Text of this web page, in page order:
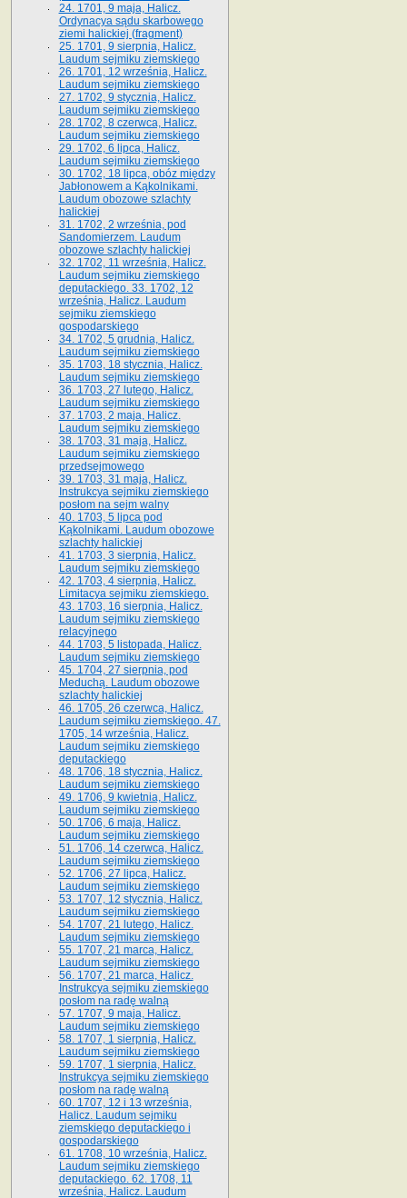
24. 1701, 9 maja, Halicz.
Ordynacya sądu skarbowego
ziemi halickiej (fragment)
25. 1701, 9 sierpnia, Halicz.
Laudum sejmiku ziemskiego
26. 1701, 12 września, Halicz.
Laudum sejmiku ziemskiego
27. 1702, 9 stycznia, Halicz.
Laudum sejmiku ziemskiego
28. 1702, 8 czerwca, Halicz.
Laudum sejmiku ziemskiego
29. 1702, 6 lipca, Halicz.
Laudum sejmiku ziemskiego
30. 1702, 18 lipca, obóz między
Jabłonowem a Kąkolnikami.
Laudum obozowe szlachty
halickiej
31. 1702, 2 września, pod
Sandomierzem. Laudum
obozowe szlachty halickiej
32. 1702, 11 września, Halicz.
Laudum sejmiku ziemskiego
deputackiego. 33. 1702, 12
września, Halicz. Laudum
sejmiku ziemskiego
gospodarskiego
34. 1702, 5 grudnia, Halicz.
Laudum sejmiku ziemskiego
35. 1703, 18 stycznia, Halicz.
Laudum sejmiku ziemskiego
36. 1703, 27 lutego, Halicz.
Laudum sejmiku ziemskiego
37. 1703, 2 maja, Halicz.
Laudum sejmiku ziemskiego
38. 1703, 31 maja, Halicz.
Laudum sejmiku ziemskiego
przedsejmowego
39. 1703, 31 maja, Halicz.
Instrukcya sejmiku ziemskiego
posłom na sejm walny
40. 1703, 5 lipca pod
Kąkolnikami. Laudum obozowe
szlachty halickiej
41­. 1703, 3 sierpnia, Halicz.
Laudum sejmiku ziemskiego
42. 1703, 4 sierpnia, Halicz.
Limitacya sejmiku ziemskiego.
43. 1703, 16 sierpnia, Halicz.
Laudum sejmiku ziemskiego
relacyjnego
44. 1703, 5 listopada, Halicz.
Laudum sejmiku ziemskiego
45. 1704, 27 sierpnia, pod
Meduchą. Laudum obozowe
szlachty halickiej
46. 1705, 26 czerwca, Halicz.
Laudum sejmiku ziemskiego. 47.
1705, 14 września, Halicz.
Laudum sejmiku ziemskiego
deputackiego
48. 1706, 18 stycznia, Halicz.
Laudum sejmiku ziemskiego
49. 1706, 9 kwietnia, Halicz.
Laudum sejmiku ziemskiego
50. 1706, 6 maja, Halicz.
Laudum sejmiku ziemskiego
51. 1706, 14 czerwca, Halicz.
Laudum sejmiku ziemskiego
52. 1706, 27 lipca, Halicz.
Laudum sejmiku ziemskiego
53. 1707, 12 stycznia, Halicz.
Laudum sejmiku ziemskiego
54. 1707, 21 lutego, Halicz.
Laudum sejmiku ziemskiego
55. 1707, 21 marca, Halicz.
Laudum sejmiku ziemskiego
56. 1707, 21 marca, Halicz.
Instrukcya sejmiku ziemskiego
posłom na radę walną
57. 1707, 9 maja, Halicz.
Laudum sejmiku ziemskiego
58. 1707, 1 sierpnia, Halicz.
Laudum sejmiku ziemskiego
59. 1707, 1 sierpnia, Halicz.
Instrukcya sejmiku ziemskiego
posłom na radę walną
60. 1707, 12 i 13 września,
Halicz. Laudum sejmiku
ziemskiego deputackiego i
gospodarskiego
61. 1708, 10 września, Halicz.
Laudum sejmiku ziemskiego
deputackiego. 62. 1708, 11
września, Halicz. Laudum